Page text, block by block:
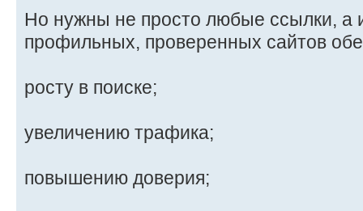
Но нужны не просто любые ссылки, а
профильных, проверенных сайтов
росту в поиске;
увеличению трафика;
повышению доверия;